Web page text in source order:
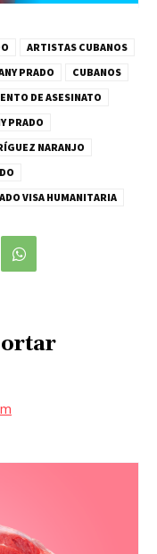
ARTISTAS CUBANOS
PRADO
CUBANOS
DE ASESINATO
PRADO
NARANJO
VISA HUMANITARIA